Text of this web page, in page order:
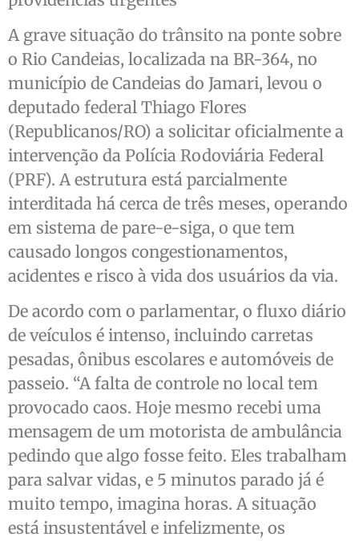
A grave situação do trânsito na ponte sobre
o Rio Candeias, localizada na BR-364, no
município de Candeias do Jamari, levou o
deputado federal Thiago Flores
(Republicanos/RO) a solicitar oficialmente a
intervenção da Polícia Rodoviária Federal
(PRF). A estrutura está parcialmente
interditada há cerca de três meses, operando
em sistema de pare-e-siga, o que tem
causado longos congestionamentos,
acidentes e risco à vida dos usuários da via.
De acordo com o parlamentar, o fluxo diário
de veículos é intenso, incluindo carretas
pesadas, ônibus escolares e automóveis de
passeio. “A falta de controle no local tem
provocado caos. Hoje mesmo recebi uma
mensagem de um motorista de ambulância
pedindo que algo fosse feito. Eles trabalham
para salvar vidas, e 5 minutos parado já é
muito tempo, imagina horas. A situação
está insustentável e infelizmente, os